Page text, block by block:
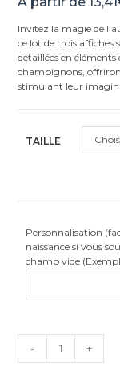
sur 5
notation
Invitez la magie de
ce lot de trois affiches
détaillées en éléments
champignons,
stimulant leur
TAILLE
Personnalisation
naissance si vous
champ vide
- +